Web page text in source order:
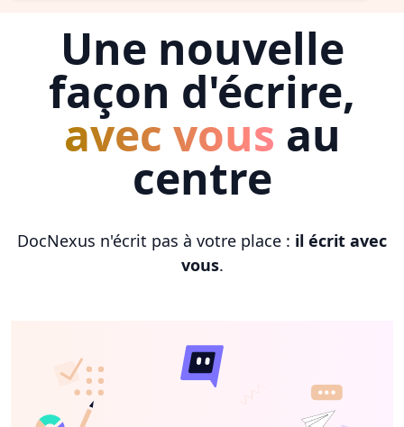
Une nouvelle
façon d'écrire,
avec vous au
centre
DocNexus n'écrit pas à votre place : il écrit avec
vous.